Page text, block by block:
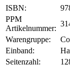
ISBN:
PPM
Artikelnummer:
Warengruppe:
Einband:
Seitenzahl: